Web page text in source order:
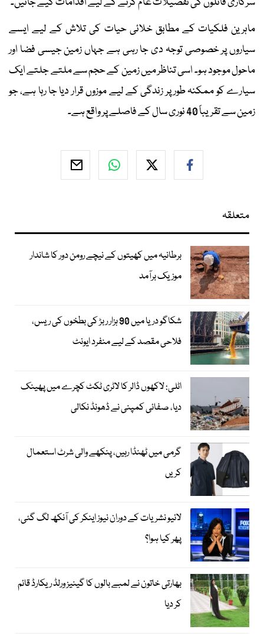
ماہرین فلکیات کے مطابق خلائی حیات کی تلاش کے لیے ایسے
سیاروں پر خصوصی توجہ دی جا رہی ہے جہاں زمین جیسی فضا اور
ماحول موجود ہو۔ اسی تناظر میں زمین کے حجم سے ملتے جلتے ایک
سیارے کو ممکنہ طور پر زندگی کے لیے موزوں قرار دیا جا رہا ہے، جو
زمین سے تقریباً 40 نوری سال کے فاصلے پر واقع ہے۔
متعلقہ
برطانیہ میں کھیتوں کے نیچے رومن دور کا شاندار
موزیک برآمد
شکاگو دریا میں 90 ہزار ربڑ کی بطخوں کی ریس،
فلاحی مقصد کے لیے منفرد ایونٹ
اٹلی: لاکھوں ڈالر کا لاٹری ٹکٹ کچرے میں پھینک
دیا، صفائی کمپنی نے ڈھونڈ نکالی
گرمی میں ٹھنڈا رہیں، پنکھے والی شرٹ استعمال
کریں
لائیو نشریات کے دوران نیوز اینکر کی آنکھ لگ گئی،
پھر کیا ہوا؟
بھارتی خاتون نے لمبے بالوں کا گینیز ورلڈ ریکارڈ قائم
کر دیا